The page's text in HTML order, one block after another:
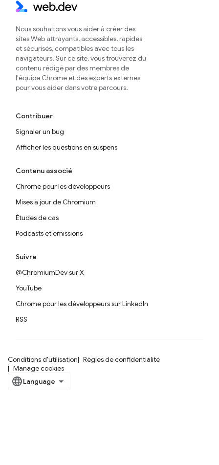
Nous souhaitons vous aider à créer des
sites Web attrayants, accessibles, rapides
et sécurisés, compatibles avec tous les
navigateurs. Sur ce site, vous trouverez du
contenu rédigé par des membres de
l'équipe Chrome et des experts externes
pour vous aider dans votre parcours.
Contribuer
Signaler un bug
Afficher les questions en suspens
Contenu associé
Chrome pour les développeurs
Mises à jour de Chromium
Études de cas
Podcasts et émissions
Suivre
@ChromiumDev sur X
YouTube
Chrome pour les développeurs sur LinkedIn
RSS
Conditions d'utilisation
Règles de confidentialité
Manage cookies